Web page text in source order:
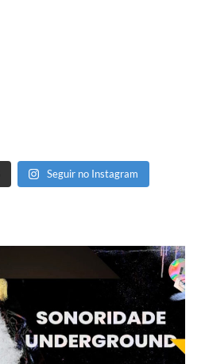
Seguir no Instagram